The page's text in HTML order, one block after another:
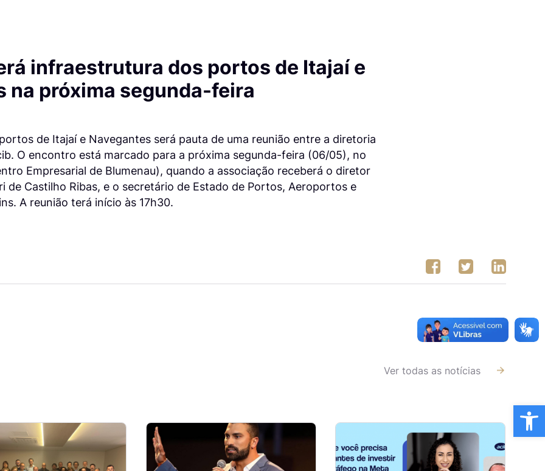
infraestrutura dos portos de Itajaí e
na próxima segunda-feira
de Itajaí e Navegantes será pauta de uma reunião entre a diretoria
O encontro está marcado para a próxima segunda-feira (06/05), no
Empresarial de Blumenau), quando a associação receberá o diretor
de Castilho Ribas, e o secretário de Estado de Portos, Aeroportos e
A reunião terá início às 17h30.
Ver todas as notícias